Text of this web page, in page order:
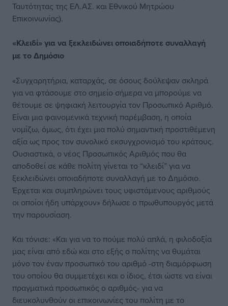
Ταυτότητας της ΕΛ.ΑΣ. και Εθνικού Μητρώου
Επικοινωνίας).
«Κλειδί» για να ξεκλειδώνει οποιαδήποτε συναλλαγή
με το Δημόσιο
«Συγχαρητήρια, καταρχάς, σε όσους δούλεψαν σκληρά
για να φτάσουμε στο σημείο σήμερα να μπορούμε να
θέτουμε σε ψηφιακή λειτουργία τον Προσωπικό Αριθμό.
Είναι μια φαινομενικά τεχνική παρέμβαση, η οποία
νομίζω, όμως, ότι έχει μια πολύ σημαντική προστιθέμενη
αξία ως προς τον συνολικό εκσυγχρονισμό του κράτους.
Ουσιαστικά, ο νέος Προσωπικός Αριθμός που θα
αποδοθεί σε κάθε πολίτη γίνεται το “κλειδί” για να
ξεκλειδώνει οποιαδήποτε συναλλαγή με το Δημόσιο.
Έρχεται και συμπληρώνει τους υφιστάμενους αριθμούς
οι οποίοι ήδη υπάρχουν» δήλωσε ο πρωθυπουργός μετά
την παρουσίαση.
Και τόνισε: «Και για να το πούμε πολύ απλά, η φιλοδοξία
μας είναι από εδώ και στο εξής ο πολίτης να θυμάται
μόνο τον έναν προσωπικό του αριθμό -στη διαμόρφωση
του οποίου θα συμμετέχει και ο ίδιος, έτσι ώστε να είναι
πραγματικά προσωπικός ο αριθμός- για να
διευκολυνθούν οι επικοινωνίες του πολίτη με το